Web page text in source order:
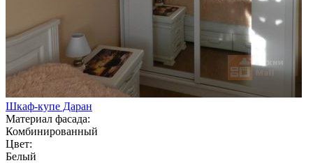
Шкаф-купе Даран
Материал фасада:
Комбинированный
Цвет:
Белый